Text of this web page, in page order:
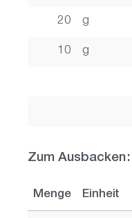
20 g
10 g
Zum Ausbacken:
Menge Einheit